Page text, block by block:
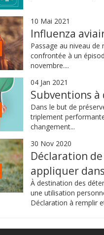
10 Mai 2021
Influenza
Passage au niveau de
confrontée à un
novembre....
04 Jan 2021
Subventions
Dans le but de
triplement
changement...
30 Nov 2020
Déclaration
appliquer
À destination des
une utilisation
Déclaration à remplir